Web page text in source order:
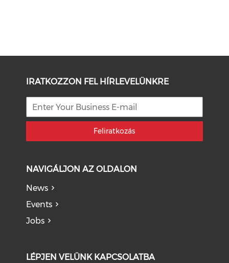
IRATKOZZON FEL HÍRLEVELÜNKRE
Feliratkozás
NAVIGÁLJON AZ OLDALON
News
Events
Jobs
LÉPJEN VELÜNK KAPCSOLATBA